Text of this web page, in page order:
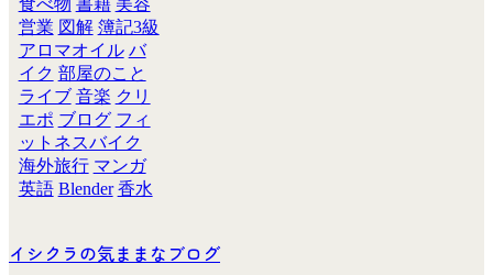
営業 図解 簿記3級
アロマオイル バ
イク 部屋のこと
ライブ 音楽 クリ
エポ ブログ フィ
ットネスバイク
海外旅行 マンガ
英語 Blender 香水
イシクラの気ままなブログ